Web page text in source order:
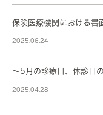
保険医療機関における書
2025.06.24
～5月の診療日、休診日
2025.04.28